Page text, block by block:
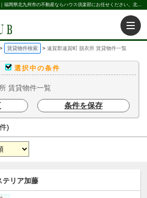
遠賀郡遠賀町 脱衣所 ｜賃貸物件一覧｜福岡県北九州市の不動産ならハウス倶楽部にお任せください。北九州の賃貸・売買・不動産買取などを不動産に関することならなんでもお任せ。
賃貸物件検索 遠賀郡遠賀町 脱衣所 賃貸物件一覧
選択中の条件
賃貸物件一覧
条件を保存
件)
テリア加藤